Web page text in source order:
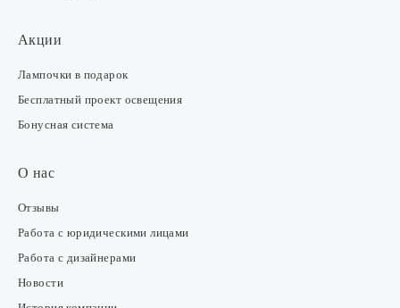
Акции
Лампочки в подарок
Бесплатный проект освещения
Бонусная система
О нас
Отзывы
Работа с юридическими лицами
Работа с дизайнерами
Новости